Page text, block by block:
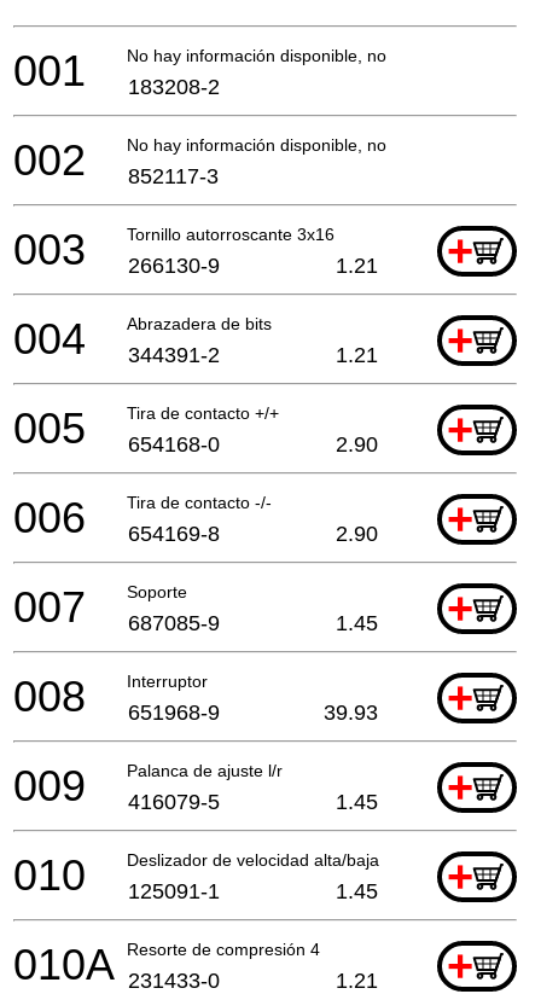
No hay información disponible, no se puede pedir
001 183208-2
No hay información disponible, no se puede pedir
002 852117-3
Tornillo autorroscante 3x16 +
003 266130-9 1.21
Abrazadera de bits +
004 344391-2 1.21
Tira de contacto +/+ +
005 654168-0 2.90
Tira de contacto -/- +
006 654169-8 2.90
Soporte +
007 687085-9 1.45
Interruptor +
008 651968-9 39.93
Palanca de ajuste l/r +
009 416079-5 1.45
Deslizador de velocidad alta/baja +
010 125091-1 1.45
Resorte de compresión 4 +
010A 231433-0 1.21